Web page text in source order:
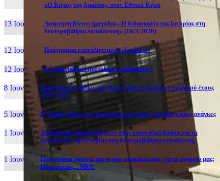
«Ο Κήπος της Αμαλίας» στον Εθνικό Κήπο
13 Ιουν, 26
Ανάρτηση βίντεο ημερίδας «Η διδασκαλία της Ιστορίας στη
δευτεροβάθμια εκπαίδευση» (16/5/2026)
12 Ιουν, 26 Πρόγραμμα επαναληπτικών εξετάσεων
12 Ιουν, 26 Εξεταστικά κέντρα ειδικών μαθημάτων
8 Ιουν, 26
Παρουσίαση ομίλων και (καινοτόμων) δράσεων σχολικού έτους
2025-2026
5 Ιουν, 26 Εξέταση ατόμων με αναπηρία και ειδικές εκπαιδευτικές ανάγκες
1 Ιουν, 26
Αξιολόγηση συμμετεχόντων στην καινοτόμα δράση για τη
διδασκαλία της Ιστορίας στη δευτεροβάθμια εκπαίδευση
1 Ιουν, 26
Πανελλήνια πρωτιά και ρεκόρ ανακύκλωσης για το σχολείο μας:
Προορισμός... NBA!